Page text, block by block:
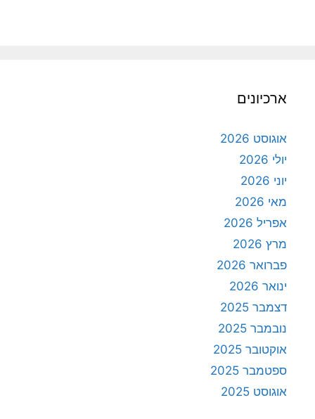
ארכיונים
אוגוסט 2026
יולי 2026
יוני 2026
מאי 2026
אפריל 2026
מרץ 2026
פברואר 2026
ינואר 2026
דצמבר 2025
נובמבר 2025
אוקטובר 2025
ספטמבר 2025
אוגוסט 2025